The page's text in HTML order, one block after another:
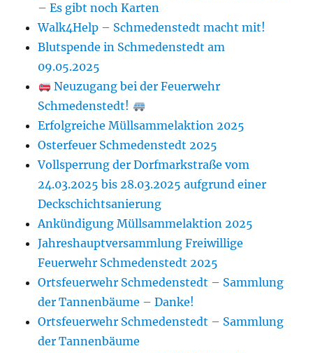
– Es gibt noch Karten
Walk4Help – Schmedenstedt macht mit!
Blutspende in Schmedenstedt am
09.05.2025
Neuzugang bei der Feuerwehr
Schmedenstedt!
Erfolgreiche Müllsammelaktion 2025
Osterfeuer Schmedenstedt 2025
Vollsperrung der Dorfmarkstraße vom
24.03.2025 bis 28.03.2025 aufgrund einer
Deckschichtsanierung
Ankündigung Müllsammelaktion 2025
Jahreshauptversammlung Freiwillige
Feuerwehr Schmedenstedt 2025
Ortsfeuerwehr Schmedenstedt – Sammlung
der Tannenbäume – Danke!
Ortsfeuerwehr Schmedenstedt – Sammlung
der Tannenbäume